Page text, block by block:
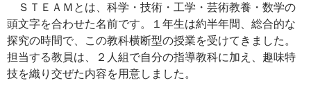
ＳＴＥＡＭとは、科学・技術・工学・芸術教養・数学の
頭文字を合わせた名前です。１年生は約半年間、総合的な
探究の時間で、この教科横断型の授業を受けてきました。
担当する教員は、２人組で自分の指導教科に加え、趣味特
技を織り交ぜた内容を用意しました。